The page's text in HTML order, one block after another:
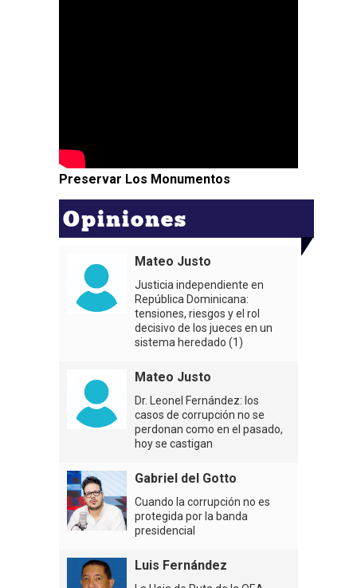
Preservar Los Monumentos
Opiniones
Mateo Justo
Justicia independiente en
República Dominicana:
tensiones, riesgos y el rol
decisivo de los jueces en un
sistema heredado (1)
Mateo Justo
Dr. Leonel Fernández: los
casos de corrupción no se
perdonan como en el pasado,
hoy se castigan
Gabriel del Gotto
Cuando la corrupción no es
protegida por la banda
presidencial
Luis Fernández